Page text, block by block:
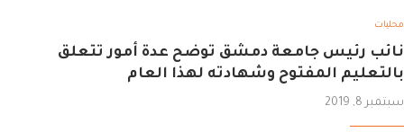
محليات
نائب رئيس جامعة دمشق توضح عدة أمور تتعلق
بالتعليم المفتوح وشهادته لهذا العام
سبتمبر 8, 2019